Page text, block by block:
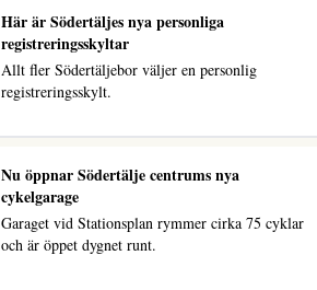
Här är Södertäljes nya personliga
registreringsskyltar
Allt fler Södertäljebor väljer en personlig
registreringsskylt.
Nu öppnar Södertälje centrums nya
cykelgarage
Garaget vid Stationsplan rymmer cirka 75 cyklar
och är öppet dygnet runt.